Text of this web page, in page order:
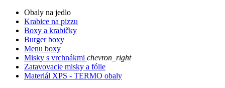
Obaly na jedlo
Krabice na pizzu
Boxy a krabičky
Burger boxy
Menu boxy
Misky s vrchnákmi chevron_right
Zatavovacie misky a fólie
Materiál XPS - TERMO obaly